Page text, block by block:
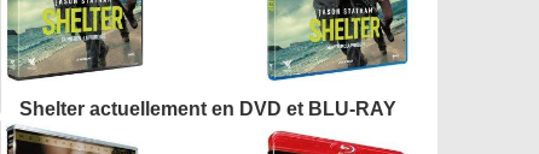
Shelter actuellement en DVD et BLU-RAY